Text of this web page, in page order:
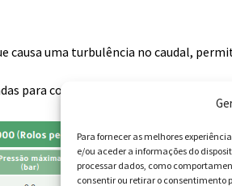
Para fornecer as melhores
e/ou aceder a informações do
processar dados, como
consentir ou retirar o consentimento
causa uma turbulência no caudal,
para conferir maior resistência à